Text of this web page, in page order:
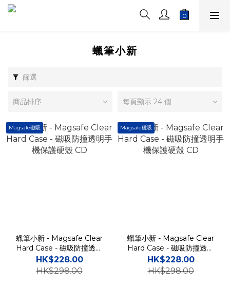
蠟筆小新
篩選
商品排序 每頁顯示 24 個
Magsafe磁吸
蠟筆小新 - Magsafe Clear
Hard Case - 磁吸防撞透明
手機保護硬殼 CD
HK$228.00
HK$298.00
Magsafe磁吸
蠟筆小新 - Magsafe Clear
Hard Case - 磁吸防撞透明
手機保護硬殼 CD
HK$228.00
HK$298.00